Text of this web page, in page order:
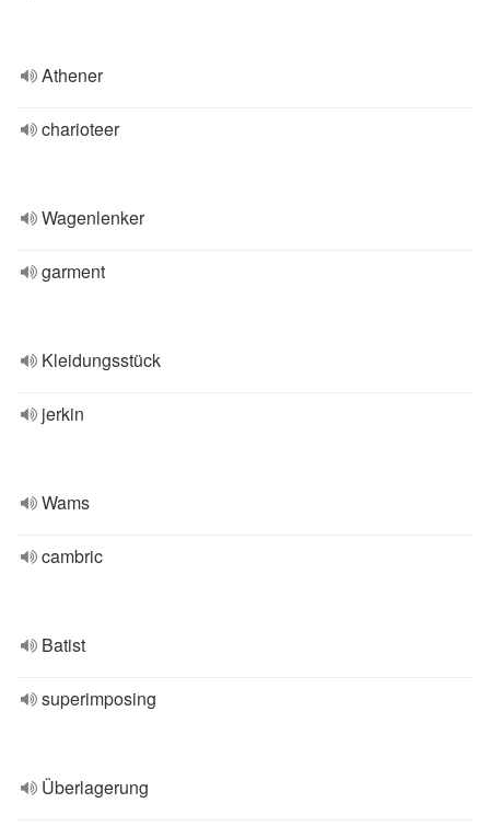
Athener
charioteer
Wagenlenker
garment
Kleidungsstück
jerkin
Wams
cambric
Batist
superimposing
Überlagerung